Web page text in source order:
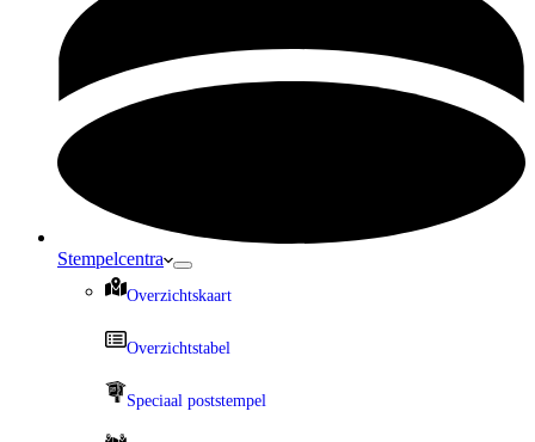
Stempelcentra
Overzichtskaart
Overzichtstabel
Speciaal poststempel